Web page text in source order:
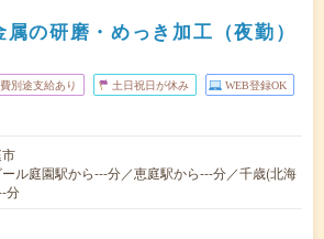
の研磨・めっき加工（夜勤）
別途支給あり 土日祝日が休み WEB登録OK
ル庭園駅から---分／恵庭駅から---分／千歳(北海
分